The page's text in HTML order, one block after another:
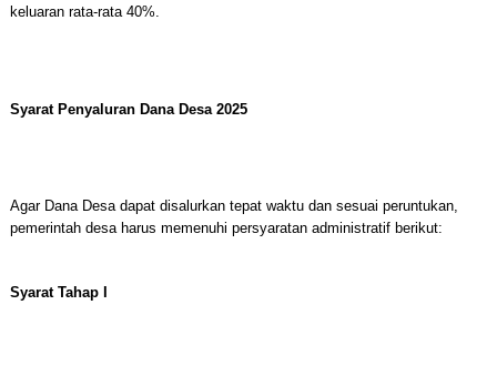
keluaran rata-rata 40%.
Syarat Penyaluran Dana Desa 2025
Agar Dana Desa dapat disalurkan tepat waktu dan sesuai peruntukan,
pemerintah desa harus memenuhi persyaratan administratif berikut:
Syarat Tahap I